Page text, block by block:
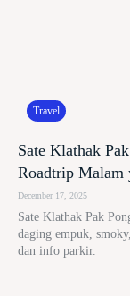
Travel
Sate Klathak
Roadtrip Malam
December 17, 2025
Sate Klathak Pak
daging empuk,
dan info parkir.